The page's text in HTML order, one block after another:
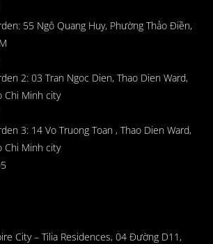
55 Ngô Quang Huy, Phường Thảo Điền,
2: 03 Tran Ngoc Dien, Thao Dien Ward,
Chi Minh city
3: 14 Vo Truong Toan , Thao Dien Ward,
Chi Minh city
City – Tilia Residences, 04 Đường D11,